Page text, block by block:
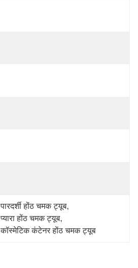
पारदर्शी होंठ चमक ट्यूब,
प्यारा होंठ चमक ट्यूब,
कॉस्मेटिक कंटेनर होंठ चमक ट्यूब